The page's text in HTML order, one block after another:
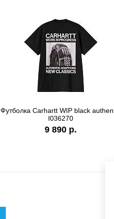
Футболка Carhartt WIP black
I036270
9 890 р.